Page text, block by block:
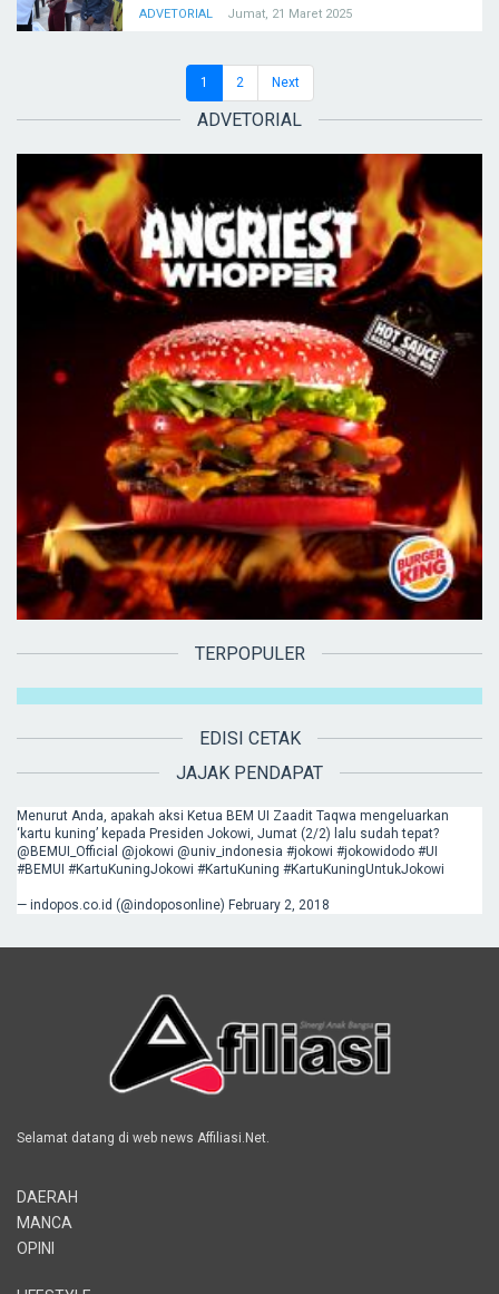
ADVETORIAL Jumat, 21 Maret 2025
1 2 Next
ADVETORIAL
TERPOPULER
EDISI CETAK
JAJAK PENDAPAT
Menurut Anda, apakah aksi Ketua BEM UI Zaadit Taqwa mengeluarkan
‘kartu kuning’ kepada Presiden Jokowi, Jumat (2/2) lalu sudah tepat?
@BEMUI_Official @jokowi @univ_indonesia #jokowi #jokowidodo #UI
#BEMUI #KartuKuningJokowi #KartuKuning #KartuKuningUntukJokowi
— indopos.co.id (@indoposonline) February 2, 2018
Selamat datang di web news Affiliasi.Net.
DAERAH
MANCA
OPINI